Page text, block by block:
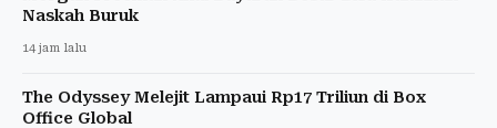
Naskah Buruk
14 jam lalu
The Odyssey Melejit Lampaui Rp17 Triliun di Box
Office Global